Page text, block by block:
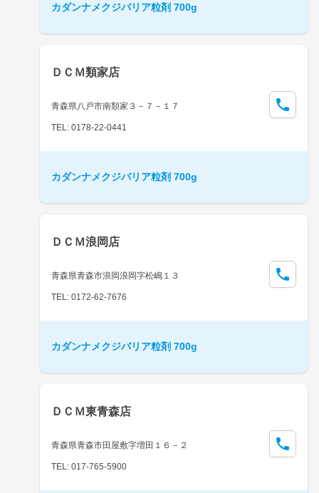
カダンナメクジバリア粒剤 700g
ＤＣＭ類家店
青森県八戸市南類家３－７－１７
TEL: 0178-22-0441
カダンナメクジバリア粒剤 700g
ＤＣＭ浪岡店
青森県青森市浪岡浪岡字松嶋１３
TEL: 0172-62-7676
カダンナメクジバリア粒剤 700g
ＤＣＭ東青森店
青森県青森市田屋敷字増田１６－２
TEL: 017-765-5900